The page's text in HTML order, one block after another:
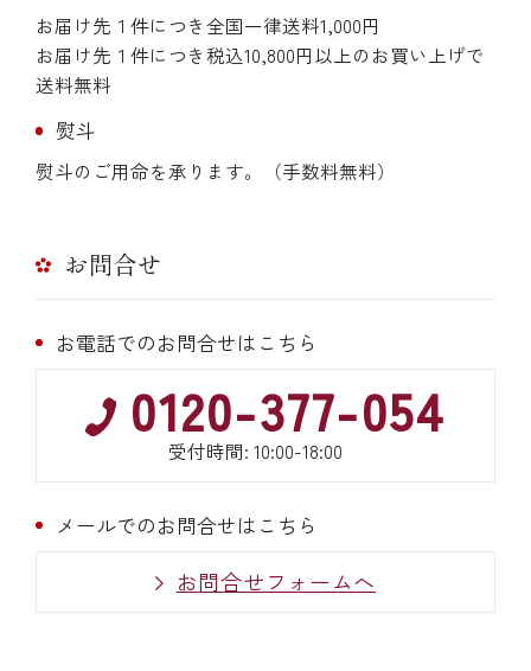
お届け先１件につき全国一律送料1,000円
お届け先１件につき税込10,800円以上のお買い上げで
送料無料
熨斗
熨斗のご用命を承ります。（手数料無料）
お問合せ
お電話でのお問合せはこちら
0120-377-054
受付時間: 10:00-18:00
メールでのお問合せはこちら
お問合せフォームへ